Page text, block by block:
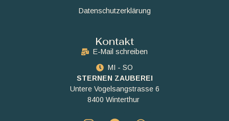
Datenschutzerklärung
Kontakt
E-Mail schreiben
MI - SO
STERNEN ZAUBEREI
Untere Vogelsangstrasse 6
8400 Winterthur